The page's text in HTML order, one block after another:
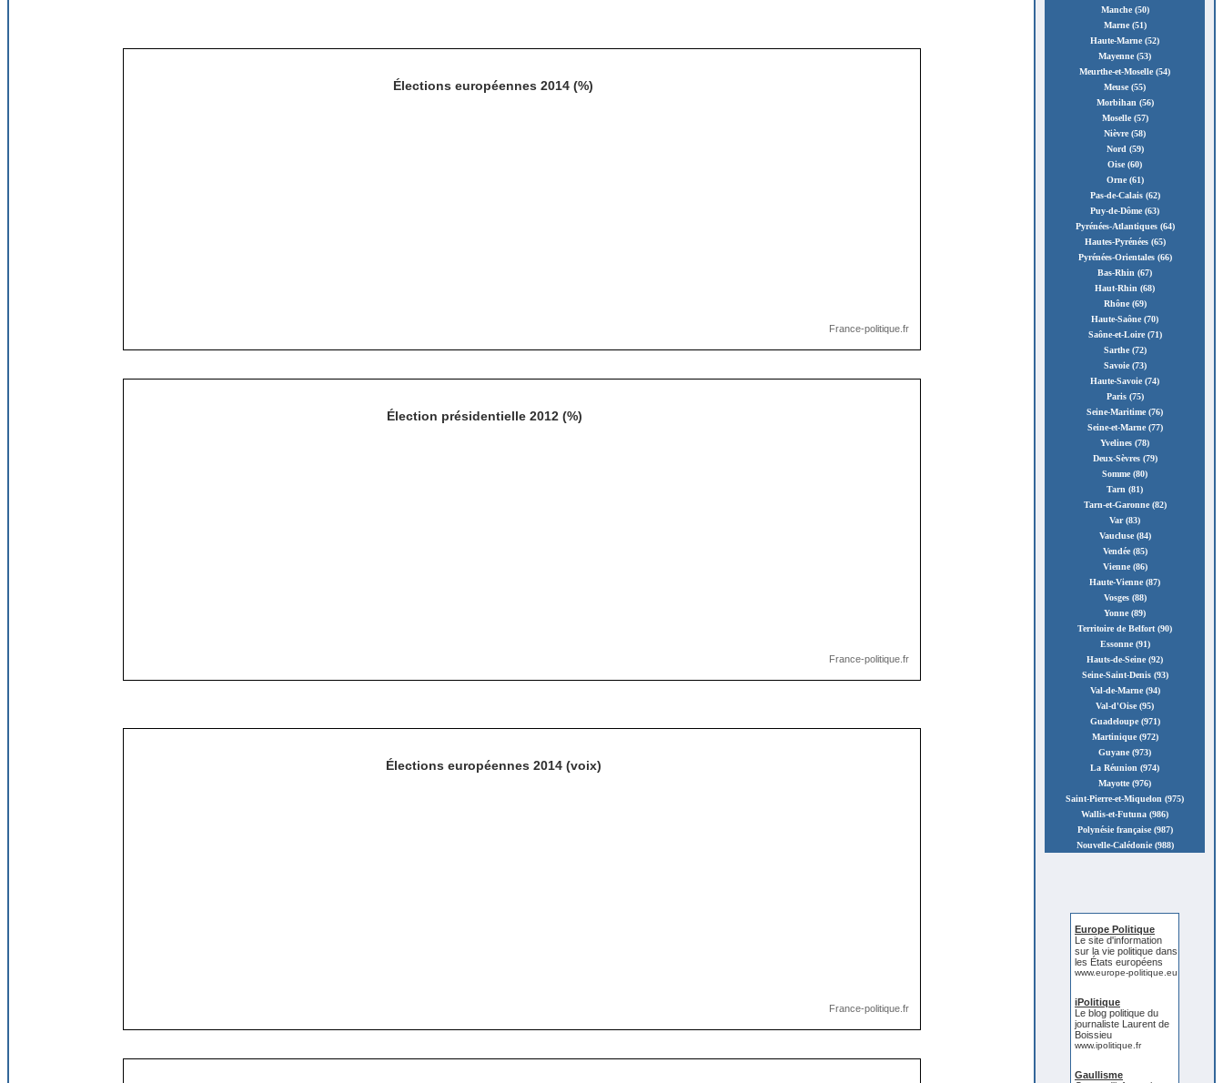
Manche (50)
Marne (51)
Haute-Marne (52)
Mayenne (53)
Meurthe-et-Moselle (54)
Meuse (55)
Morbihan (56)
Moselle (57)
Nièvre (58)
Nord (59)
Oise (60)
Orne (61)
Pas-de-Calais (62)
Puy-de-Dôme (63)
Pyrénées-Atlantiques (64)
Hautes-Pyrénées (65)
Pyrénées-Orientales (66)
Bas-Rhin (67)
Haut-Rhin (68)
Rhône (69)
Haute-Saône (70)
Saône-et-Loire (71)
Sarthe (72)
Savoie (73)
Haute-Savoie (74)
Paris (75)
Seine-Maritime (76)
Seine-et-Marne (77)
Yvelines (78)
Deux-Sèvres (79)
Somme (80)
Tarn (81)
Tarn-et-Garonne (82)
Var (83)
Vaucluse (84)
Vendée (85)
Vienne (86)
Haute-Vienne (87)
Vosges (88)
Yonne (89)
Territoire de Belfort (90)
Essonne (91)
Hauts-de-Seine (92)
Seine-Saint-Denis (93)
Val-de-Marne (94)
Val-d'Oise (95)
Guadeloupe (971)
Martinique (972)
Guyane (973)
La Réunion (974)
Mayotte (976)
Saint-Pierre-et-Miquelon (975)
Wallis-et-Futuna (986)
Polynésie française (987)
Nouvelle-Calédonie (988)
Europe Politique
Le site d'information
sur la vie politique dans
les États européens
www.europe-politique.eu
iPolitique
Le blog politique du
journaliste Laurent de
Boissieu
www.ipolitique.fr
Gaullisme